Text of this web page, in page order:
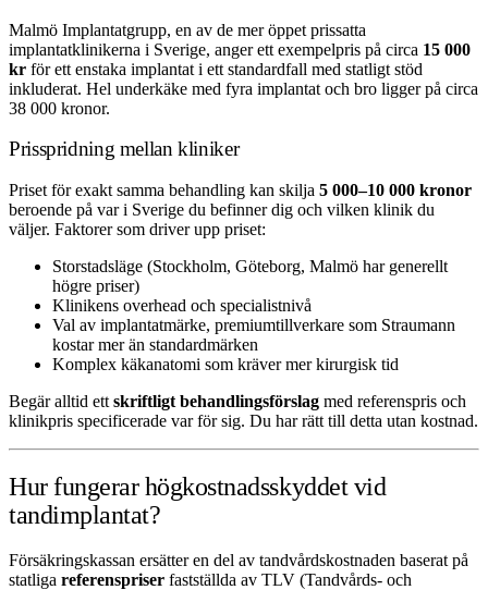
Malmö Implantatgrupp, en av de mer öppet prissatta
implantatklinikerna i Sverige, anger ett exempelpris på circa 15 000
kr för ett enstaka implantat i ett standardfall med statligt stöd
inkluderat. Hel underkäke med fyra implantat och bro ligger på circa
38 000 kronor.
Prisspridning mellan kliniker
Priset för exakt samma behandling kan skilja 5 000–10 000 kronor
beroende på var i Sverige du befinner dig och vilken klinik du
väljer. Faktorer som driver upp priset:
Storstadsläge (Stockholm, Göteborg, Malmö har generellt
högre priser)
Klinikens overhead och specialistnivå
Val av implantatmärke, premiumtillverkare som Straumann
kostar mer än standardmärken
Komplex käkanatomi som kräver mer kirurgisk tid
Begär alltid ett skriftligt behandlingsförslag med referenspris och
klinikpris specificerade var för sig. Du har rätt till detta utan kostnad.
Hur fungerar högkostnadsskyddet vid
tandimplantat?
Försäkringskassan ersätter en del av tandvårdskostnaden baserat på
statliga referenspriser fastställda av TLV (Tandvårds- och